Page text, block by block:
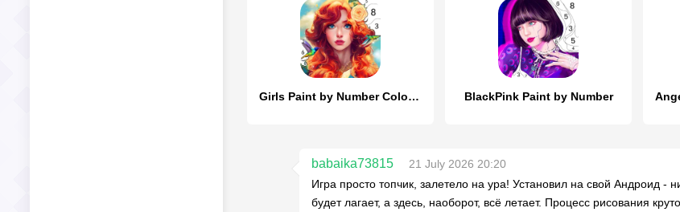
Girls Paint by Number Coloring BlackPink Paint by Number
babaika73815
21 July 2026 20:20
Игра просто топчик, залетело на ура! Установил на свой Андроид -
будет лагает, а здесь, наоборот, всё летает. Процесс рисования